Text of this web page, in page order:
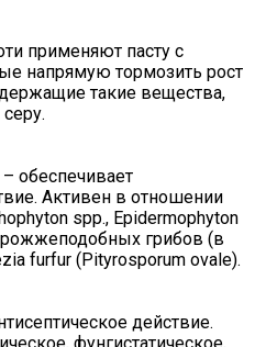
применяют пасту с
напрямую тормозить рост
такие вещества,
обеспечивает
Активен в отношении
spp., Epidermophyton
грибов (в
furfur (Pityrosporum ovale).
действие.